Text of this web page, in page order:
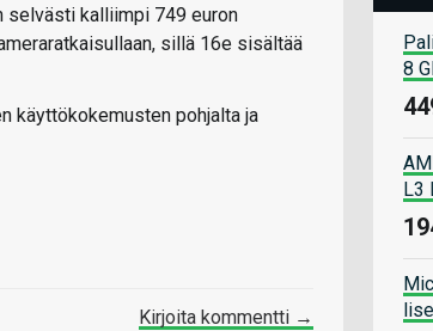
selvästi kalliimpi 749 euron
sillä 16e sisältää
käyttökokemusten pohjalta ja
Kirjoita kommentti →
8
L3